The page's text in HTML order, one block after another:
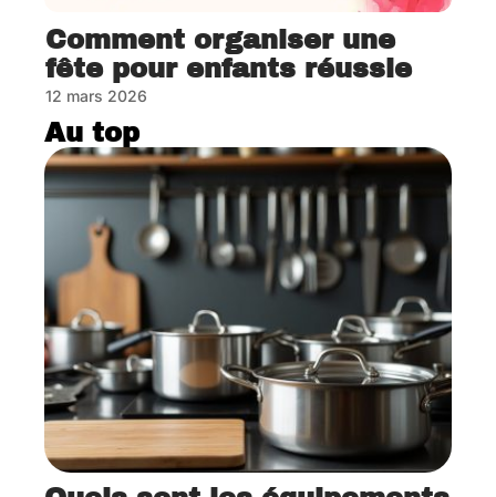
Comment organiser une
fête pour enfants réussie
12 mars 2026
Au top